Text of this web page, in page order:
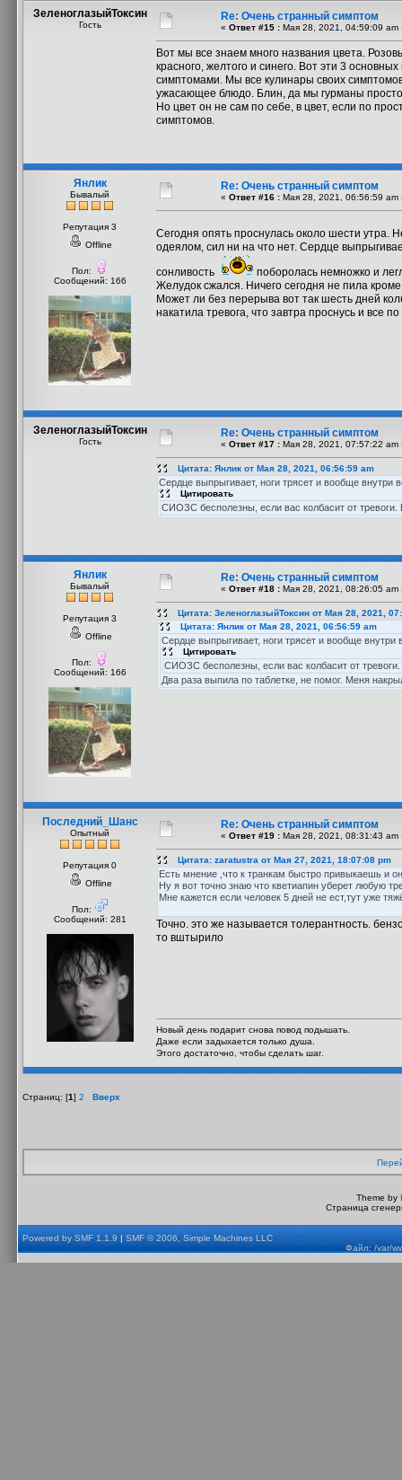
ЗеленоглазыйТоксин
Гость
Re: Очень странный симптом
« Ответ #15 : Мая 28, 2021, 04:59:09 am
Вот мы все знаем много названия цвета.
красного, желтого и синего. Вот эти 3
симптомами. Мы все кулинары своих
ужасающее блюдо. Блин, да мы гурманы
Но цвет он не сам по себе, в цвет, если по
симптомов.
Янлик
Бывалый
Репутация 3
Offline
Пол:
Сообщений: 166
Re: Очень странный симптом
« Ответ #16 : Мая 28, 2021, 06:56:59 am
Сегодня опять проснулась около шести утра.
одеялом, сил ни на что нет. Сердце
сонливость
поборолась немножко и
Желудок сжался. Ничего сегодня не пила
Может ли без перерыва вот так шесть дней
накатила тревога, что завтра проснусь и все
ЗеленоглазыйТоксин
Гость
Re: Очень странный симптом
« Ответ #17 : Мая 28, 2021, 07:57:22 am
Цитата: Янлик от Мая 28, 2021, 06:56:59 am
Сердце выпрыгивает, ноги трясет и вообще внутри
Цитировать
СИОЗС бесполезны, если вас колбасит от
Янлик
Бывалый
Репутация 3
Offline
Пол:
Сообщений: 166
Re: Очень странный симптом
« Ответ #18 : Мая 28, 2021, 08:26:05 am
Цитата: ЗеленоглазыйТоксин от Мая 28, 2021,
Цитата: Янлик от Мая 28, 2021, 06:56:59 am
Сердце выпрыгивает, ноги трясет и вообще внутри
Цитировать
СИОЗС бесполезны, если вас колбасит от
Два раза выпила по таблетке, не помог. Меня
Последний_Шанс
Опытный
Репутация 0
Offline
Пол:
Сообщений: 281
Re: Очень странный симптом
« Ответ #19 : Мая 28, 2021, 08:31:43 am
Цитата: zaratustra от Мая 27, 2021, 18:07:08 pm
Есть мнение ,что к транкам быстро привыкаешь и
Ну я вот точно знаю что кветиапин уберет любую
Мне кажется если человек 5 дней не ест,тут уже
Точно. это же называется толерантность.
то вштырило
Новый день подарит снова повод подышать.
Даже если задыхается только душа.
Этого достаточно, чтобы сделать шаг.
Страниц: [1] 2 Вверх
Theme by
Страница
Powered by SMF 1.1.9|SMF © 2006, Simple Machines LLC
Файл: /var/